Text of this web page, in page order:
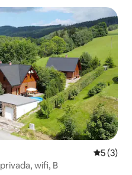
5 de
5 (3)
wifi, B